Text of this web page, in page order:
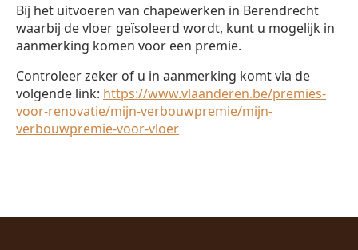
Bij het uitvoeren van chapewerken in Berendrecht
waarbij de vloer geïsoleerd wordt, kunt u mogelijk in
aanmerking komen voor een premie.
Controleer zeker of u in aanmerking komt via de
volgende link: https://www.vlaanderen.be/premies-
voor-renovatie/mijn-verbouwpremie/mijn-
verbouwpremie-voor-vloer